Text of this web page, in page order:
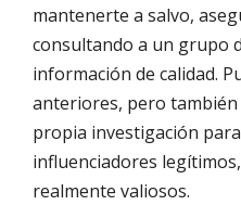
mantenerte a salvo,
consultando a un grupo
información de calidad.
anteriores, pero
propia investigación
influenciadores
realmente valiosos.